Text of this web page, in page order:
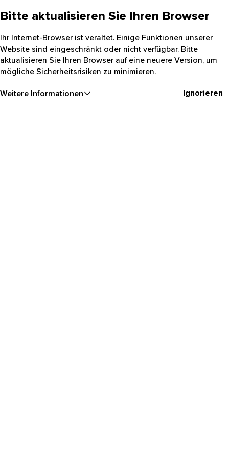
Bitte aktualisieren Sie Ihren Browser
Ihr Internet-Browser ist veraltet. Einige Funktionen unserer
Website sind eingeschränkt oder nicht verfügbar. Bitte
aktualisieren Sie Ihren Browser auf eine neuere Version, um
mögliche Sicherheitsrisiken zu minimieren.
Weitere Informationen Ignorieren